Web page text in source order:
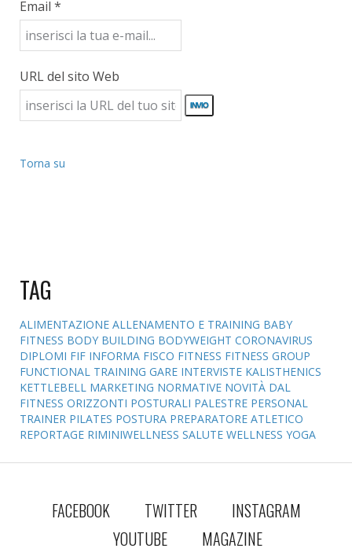
Email *
URL del sito Web
Torna su
TAG
ALIMENTAZIONE ALLENAMENTO E TRAINING BABY
FITNESS BODY BUILDING BODYWEIGHT CORONAVIRUS
DIPLOMI FIF INFORMA FISCO FITNESS FITNESS GROUP
FUNCTIONAL TRAINING GARE INTERVISTE KALISTHENICS
KETTLEBELL MARKETING NORMATIVE NOVITÀ DAL
FITNESS ORIZZONTI POSTURALI PALESTRE PERSONAL
TRAINER PILATES POSTURA PREPARATORE ATLETICO
REPORTAGE RIMINIWELLNESS SALUTE WELLNESS YOGA
FACEBOOK TWITTER
INSTAGRAM
YOUTUBE
MAGAZINE